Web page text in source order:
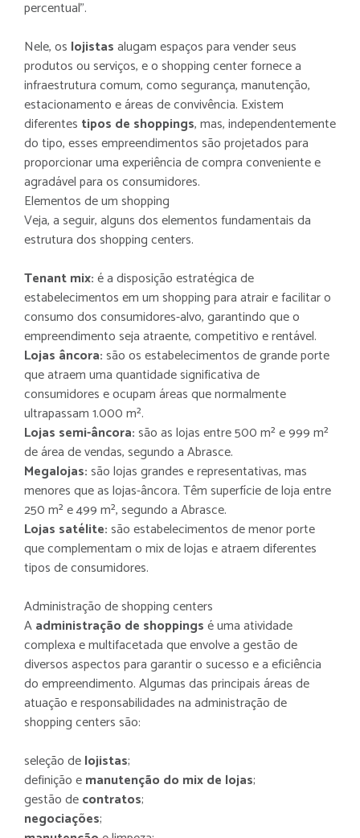
percentual”.
Nele, os lojistasalugam espaços para vender seus
produtos ou serviços, e o shopping center fornece a
infraestrutura comum, como segurança, manutenção,
estacionamento e áreas de convivência. Existem
diferentes tipos de shoppings, mas, independentemente
do tipo, esses empreendimentos são projetados para
proporcionar uma experiência de compra conveniente e
agradável para os consumidores.
Elementos de um shopping
Veja, a seguir, alguns dos elementos fundamentais da
estrutura dos shopping centers.
Tenant mix:é a disposição estratégica de
estabelecimentos em um shopping para atrair e facilitar o
consumo dos consumidores-alvo, garantindo que o
empreendimento seja atraente, competitivo e rentável.
Lojas âncora:são os estabelecimentos de grande porte
que atraem uma quantidade significativa de
consumidores e ocupam áreas que normalmente
ultrapassam 1.000 m².
Lojas semi-âncora:são as lojas entre 500 m² e 999 m²
de área de vendas, segundo a Abrasce.
Megalojas:são lojas grandes e representativas, mas
menores que as lojas-âncora. Têm superfície de loja entre
250 m² e 499 m², segundo a Abrasce.
Lojas satélite:são estabelecimentos de menor porte
que complementam o mix de lojas e atraem diferentes
tipos de consumidores.
Administração de shopping centers
Aadministração de shoppingsé uma atividade
complexa e multifacetada que envolve a gestão de
diversos aspectos para garantir o sucesso e a eficiência
do empreendimento. Algumas das principais áreas de
atuação e responsabilidades na administração de
shopping centers são:
seleção delojistas;
definição emanutenção do mix de lojas;
gestão decontratos;
negociações;